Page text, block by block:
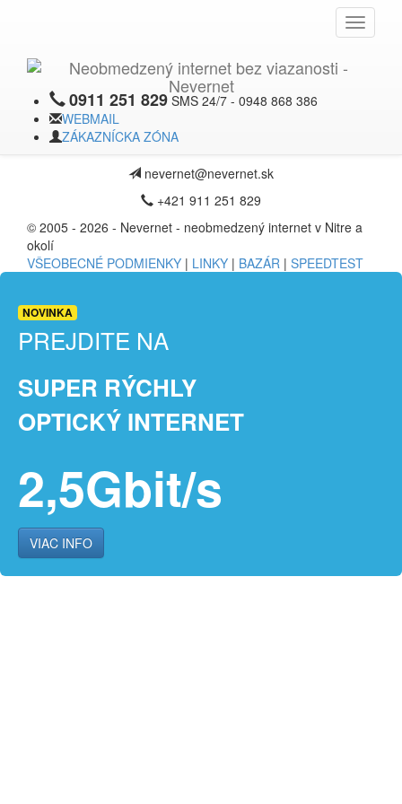
Toggle
0911 251 829 SMS 24/7 - 0948 868 386
WEBMAIL
ZÁKAZNÍCKA ZÓNA
Pokrytie v Beladiciach
Pokrytie wifi siete Nevernet rozšírené do ďalšej, v poradí už ôsmej
dediny – Beladice.
Neverice 250, 951 72 Neverice
nevernet@nevernet.sk
+421 911 251 829
© 2005 - 2026 - Nevernet - neobmedzený internet v Nitre a
okolí
VŠEOBECNÉ PODMIENKY | LINKY | BAZÁR | SPEEDTEST
NOVINKA
PREJDITE NA
SUPER RÝCHLY
OPTICKÝ INTERNET
2,5Gbit/s
VIAC INFO